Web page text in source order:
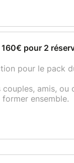
160€ pour 2
pour le pack
couples, amis, ou
ensemble.